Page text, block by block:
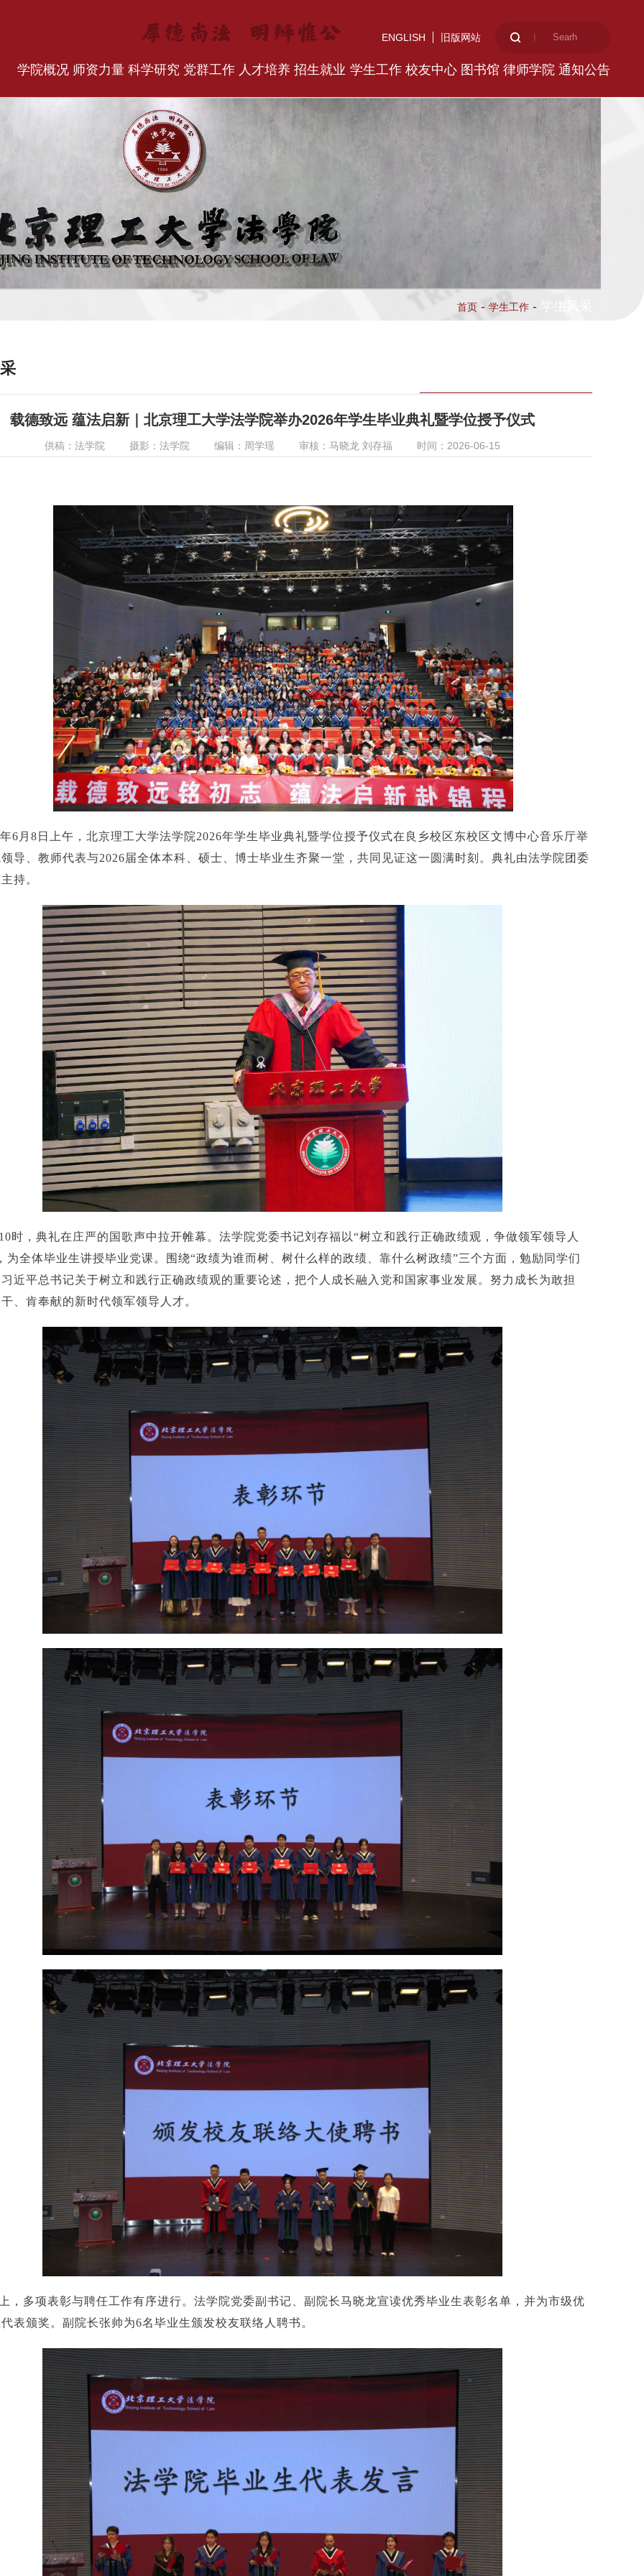
ENGLISH 旧版网站
学院概况 师资力量 科学研究 党群工作 人才培养 招生就业 学生工作 校友中心 图书馆 律师学院 通知公告
首页 - 学生工作 -
载德致远 蕴法启新｜北京理工大学法学院举办2026年学生毕业典礼暨学位授予仪式
供稿：法学院 摄影：法学院 编辑：周学瑶 审核：马晓龙 刘存福 时间：2026-06-15
6月8日上午，北京理工大学法学院2026年学生毕业典礼暨学位授予仪式在良乡校区东校区文博中心音乐厅举
导、教师代表与2026届全体本科、硕士、博士毕业生齐聚一堂，共同见证这一圆满时刻。典礼由法学院团委
持。
时，典礼在庄严的国歌声中拉开帷幕。法学院党委书记刘存福以“树立和践行正确政绩观，争做领军领导人
为全体毕业生讲授毕业党课。围绕“政绩为谁而树、树什么样的政绩、靠什么树政绩”三个方面，勉励同学们
近平总书记关于树立和践行正确政绩观的重要论述，把个人成长融入党和国家事业发展。努力成长为敢担
、肯奉献的新时代领军领导人才。
，多项表彰与聘任工作有序进行。法学院党委副书记、副院长马晓龙宣读优秀毕业生表彰名单，并为市级优
表颁奖。副院长张帅为6名毕业生颁发校友联络人聘书。